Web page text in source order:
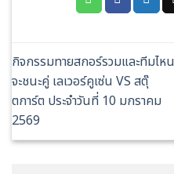
กิจกรรมทายสกอร์รวมและทีมไหน
จะชนะคู่ เลเวอร์คูเซ่น VS สตุ๊
ตการ์ต ประจำวันที่ 10 มกราคม
2569